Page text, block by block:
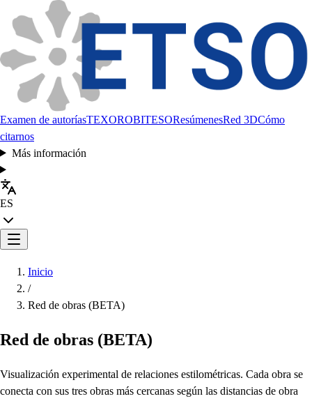
Examen de autoríasTEXOROBITESOResúmenesRed 3DCómo
citarnos
Más información
ES
Inicio
/
Red de obras (BETA)
Red de obras (BETA)
Visualización experimental de relaciones estilométricas. Cada obra se
conecta con sus tres obras más cercanas según las distancias de obra